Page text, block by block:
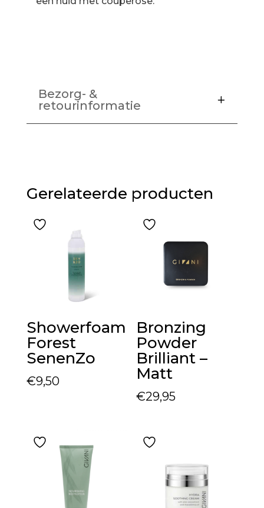
Bezorg- &
retourinformatie
Gerelateerde producten
Showerfoam
Forest
SenenZo
€9,50
Bronzing
Powder
Brilliant –
Matt
€29,95